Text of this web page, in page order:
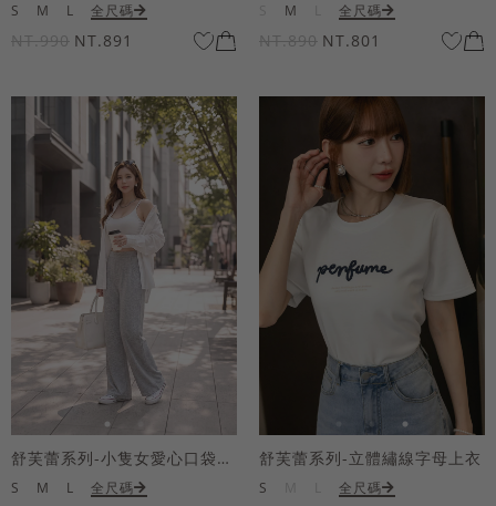
S M L 全尺碼
NT.990 NT.891
M 全尺碼
NT.890 NT.801
舒芙蕾系列-小隻女愛心口袋寬褲
S M L 全尺碼
舒芙蕾系列-立體繡線字母上衣
S 全尺碼